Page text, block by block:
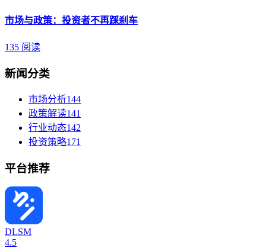
市场与政策：投资者不再踩刹车
135 阅读
新闻分类
市场分析144
政策解读141
行业动态142
投资策略171
平台推荐
DLSM
4.5